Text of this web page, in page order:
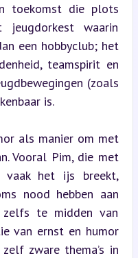
toekomst die plots
jeugdorkest waarin
een hobbyclub; het
teamspirit en
(zoals
is.
als manier om met
Vooral Pim, die met
vaak het ijs breekt,
nood hebben aan
zelfs te midden van
van ernst en humor
zware thema’s in